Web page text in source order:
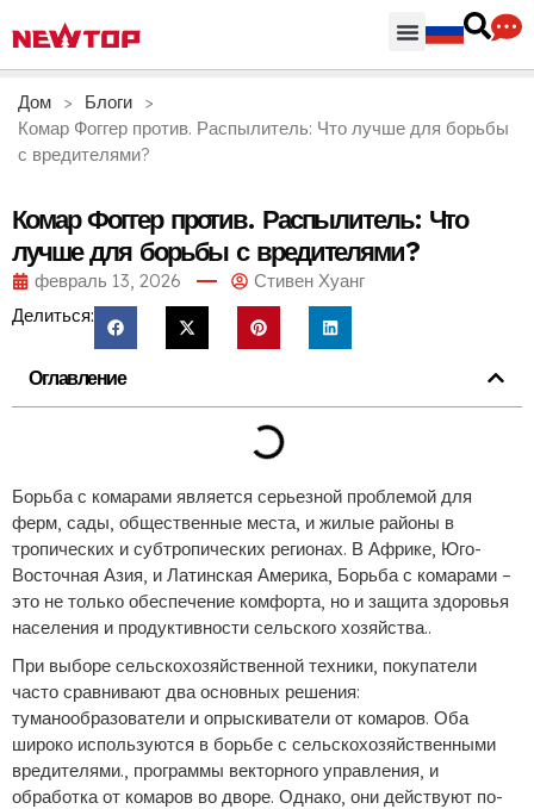
Дом > Блоги >
Комар Фоггер против. Распылитель: Что лучше для борьбы
с вредителями?
Комар Фоггер против. Распылитель: Что
лучше для борьбы с вредителями?
февраль 13, 2026 Стивен Хуанг
Делиться:
Оглавление
Борьба с комарами является серьезной проблемой для
ферм, сады, общественные места, и жилые районы в
тропических и субтропических регионах. В Африке, Юго-
Восточная Азия, и Латинская Америка, Борьба с комарами –
это не только обеспечение комфорта, но и защита здоровья
населения и продуктивности сельского хозяйства..
При выборе сельскохозяйственной техники, покупатели
часто сравнивают два основных решения:
туманообразователи и опрыскиватели от комаров. Оба
широко используются в борьбе с сельскохозяйственными
вредителями., программы векторного управления, и
обработка от комаров во дворе. Однако, они действуют по-